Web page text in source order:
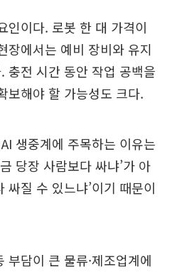
인이다. 로봇 한 대 가격이
장에서는 예비 장비와 유지
충전 시간 동안 작업 공백을
보해야 할 가능성도 크다.
생중계에 주목하는 이유는
당장 사람보다 싸냐’가 아
싸질 수 있느냐’이기 때문이
부담이 큰 물류·제조업계에